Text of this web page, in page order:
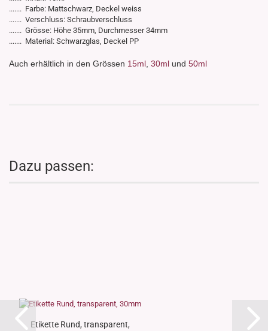
....... Farbe: Mattschwarz, Deckel weiss
....... Verschluss: Schraubverschluss
....... Grösse: Höhe 35mm, Durchmesser 34mm
....... Material: Schwarzglas, Deckel PP
Auch erhältlich in den Grössen 15ml 30ml und 50ml
Dazu passen:
Etikette Rund, transparent,